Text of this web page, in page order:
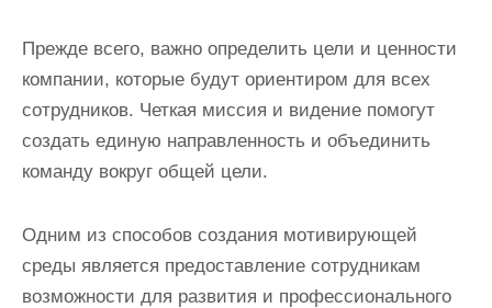
Прежде всего, важно определить цели и ценности
компании, которые будут ориентиром для всех
сотрудников. Четкая миссия и видение помогут
создать единую направленность и объединить
команду вокруг общей цели.
Одним из способов создания мотивирующей
среды является предоставление сотрудникам
возможности для развития и профессионального